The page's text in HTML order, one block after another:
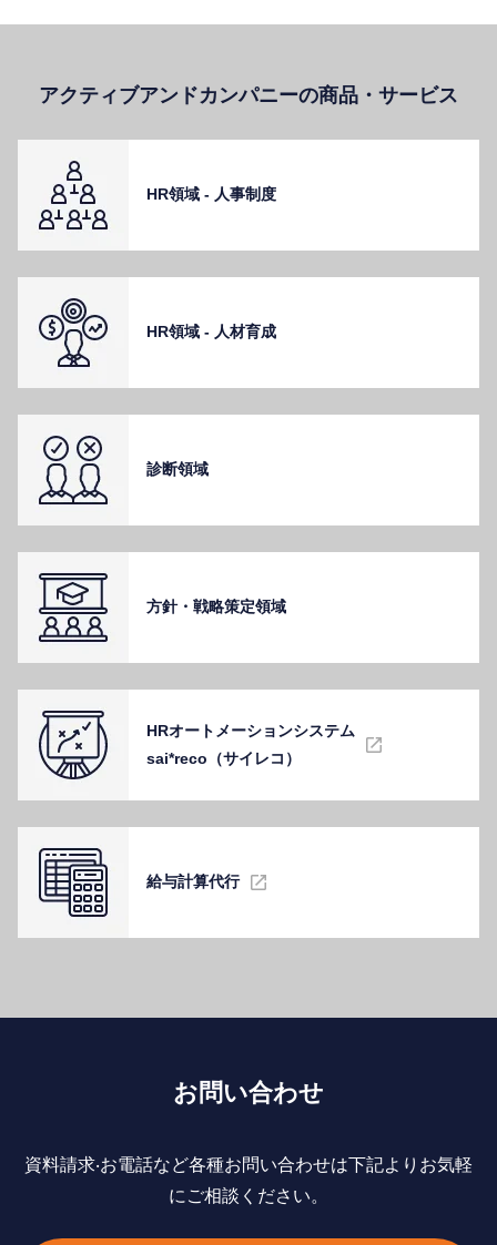
アクティブアンドカンパニーの商品・サービス
HR領域 - ⼈事制度
HR領域 - ⼈材育成
診断領域
⽅針・戦略策定領域
HRオートメーションシステム
sai*reco（サイレコ）
給与計算代⾏
お問い合わせ
資料請求‧お電話など各種お問い合わせは下記よりお気軽
にご相談ください。